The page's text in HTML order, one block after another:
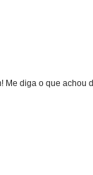
Me diga o que achou